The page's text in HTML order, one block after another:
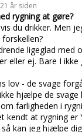
år siden
rygning at gøre?
du drikker. Men
ligeglad med
eller ej. Bare I
lov - de svage
hjælpe de svage
farligheden i
at rygning er
kan jeg hjælpe